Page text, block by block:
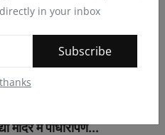
in your inbox
Subscribe
मंदिर में पौधारोपण...